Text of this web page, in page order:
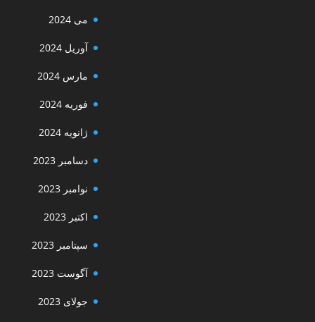
می 2024
آوریل 2024
مارس 2024
فوریه 2024
ژانویه 2024
دسامبر 2023
نوامبر 2023
اکتبر 2023
سپتامبر 2023
آگوست 2023
جولای 2023